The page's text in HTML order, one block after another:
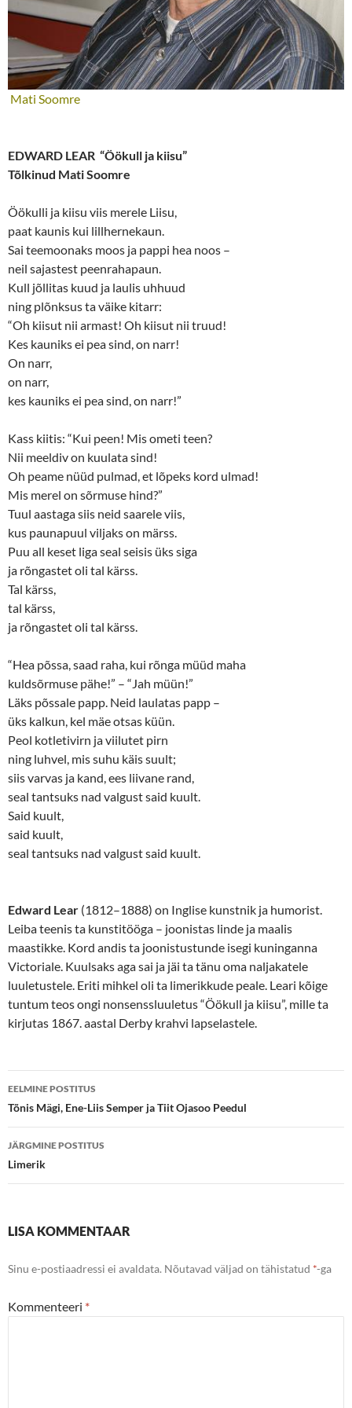
Mati Soomre
EDWARD LEAR “Öökull ja kiisu”
Tõlkinud Mati Soomre
Öökulli ja kiisu viis merele Liisu,
paat kaunis kui lillhernekaun.
Sai teemoonaks moos ja pappi hea noos –
neil sajastest peenrahapaun.
Kull jõllitas kuud ja laulis uhhuud
ning plõnksus ta väike kitarr:
“Oh kiisut nii armast! Oh kiisut nii truud!
Kes kauniks ei pea sind, on narr!
On narr,
on narr,
kes kauniks ei pea sind, on narr!”
Kass kiitis: “Kui peen! Mis ometi teen?
Nii meeldiv on kuulata sind!
Oh peame nüüd pulmad, et lõpeks kord ulmad!
Mis merel on sõrmuse hind?”
Tuul aastaga siis neid saarele viis,
kus paunapuul viljaks on märss.
Puu all keset liga seal seisis üks siga
ja rõngastet oli tal kärss.
Tal kärss,
tal kärss,
ja rõngastet oli tal kärss.
“Hea põssa, saad raha, kui rõnga müüd maha
kuldsõrmuse pähe!” – “Jah müün!”
Läks põssale papp. Neid laulatas papp –
üks kalkun, kel mäe otsas küün.
Peol kotletivirn ja viilutet pirn
ning luhvel, mis suhu käis suult;
siis varvas ja kand, ees liivane rand,
seal tantsuks nad valgust said kuult.
Said kuult,
said kuult,
seal tantsuks nad valgust said kuult.
Edward Lear (1812–1888) on Inglise kunstnik ja humorist.
Leiba teenis ta kunstitööga – joonistas linde ja maalis
maastikke. Kord andis ta joonistustunde isegi kuninganna
Victoriale. Kuulsaks aga sai ja jäi ta tänu oma naljakatele
luuletustele. Eriti mihkel oli ta limerikkude peale. Leari kõige
tuntum teos ongi nonsenssluuletus “Öökull ja kiisu”, mille ta
kirjutas 1867. aastal Derby krahvi lapselastele.
Postituste
töölaud
EELMINE POSTITUS
Tõnis Mägi, Ene-Liis Semper ja Tiit Ojasoo Peedul
JÄRGMINE POSTITUS
Limerik
LISA KOMMENTAAR
Sinu e-postiaadressi ei avaldata. Nõutavad väljad on tähistatud *-ga
Kommenteeri *